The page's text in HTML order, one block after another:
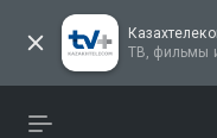
ТВ, фильмы